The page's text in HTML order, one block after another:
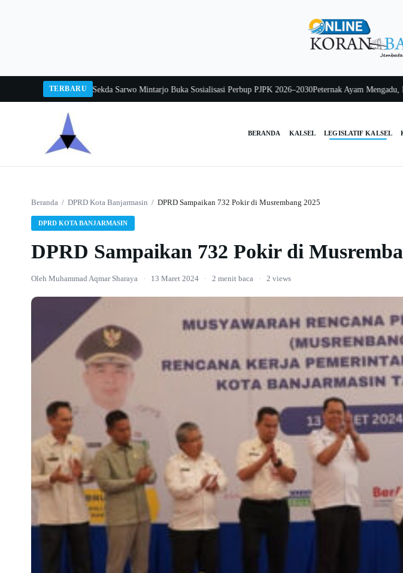
TERBARU
Balang 2026Pj Sekda Sarwo Mintarjo Buka Sosialisasi Perbup PJPK 2026–2030Peternak Ayam Mengadu,
BERANDA KALSEL LEGISLATIF KALSEL
Beranda / DPRD Kota Banjarmasin / DPRD Sampaikan 732 Pokir di Musrembang 2025
DPRD KOTA BANJARMASIN
DPRD Sampaikan 732 Pokir di
Oleh Muhammad Aqmar Sharaya · 13 Maret 2024 · 2 menit baca · 2 views